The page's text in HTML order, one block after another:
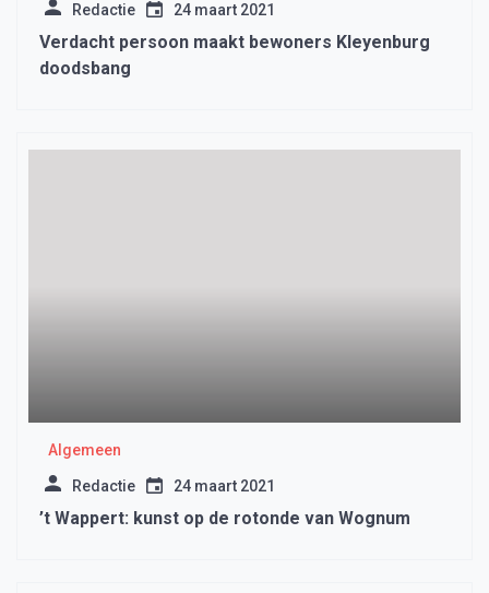
Redactie 24 maart 2021
Verdacht persoon maakt bewoners Kleyenburg
doodsbang
Algemeen
Redactie 24 maart 2021
’t Wappert: kunst op de rotonde van Wognum